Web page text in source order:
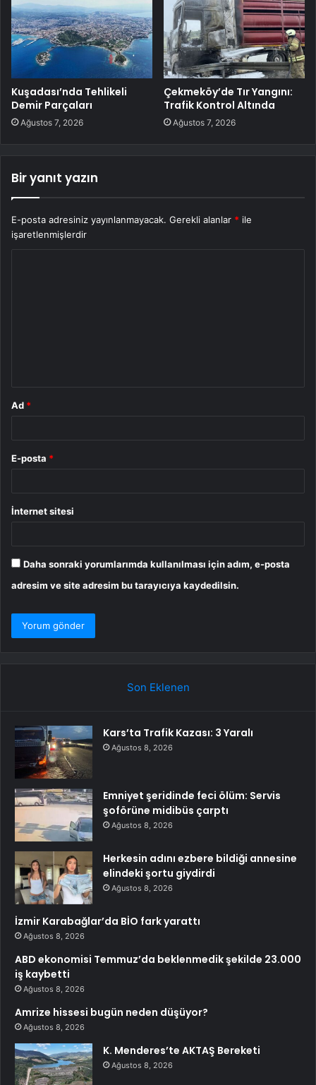
Kuşadası’nda Tehlikeli
Demir Parçaları
Ağustos 7, 2026
Çekmeköy’de Tır Yangını:
Trafik Kontrol Altında
Ağustos 7, 2026
Bir yanıt yazın
E-posta adresiniz yayınlanmayacak. Gerekli alanlar * ile
işaretlenmişlerdir
Ad *
E-posta *
İnternet sitesi
Daha sonraki yorumlarımda kullanılması için adım, e-posta
adresim ve site adresim bu tarayıcıya kaydedilsin.
Son Eklenen
Kars’ta Trafik Kazası: 3 Yaralı
Ağustos 8, 2026
Emniyet şeridinde feci ölüm: Servis
şoförüne midibüs çarptı
Ağustos 8, 2026
Herkesin adını ezbere bildiği annesine
elindeki şortu giydirdi
Ağustos 8, 2026
İzmir Karabağlar’da BİO fark yarattı
Ağustos 8, 2026
ABD ekonomisi Temmuz’da beklenmedik şekilde 23.000
iş kaybetti
Ağustos 8, 2026
Amrize hissesi bugün neden düşüyor?
Ağustos 8, 2026
K. Menderes’te AKTAŞ Bereketi
Ağustos 8, 2026